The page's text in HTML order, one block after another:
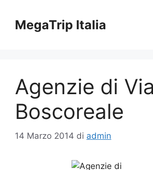
contenuto
MegaTrip Italia
Agenzie di
Boscoreale
14 Marzo 2014 di admin